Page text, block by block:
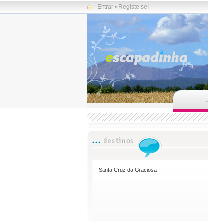
Entrar • Registe-se!
Santa Cruz da Graciosa